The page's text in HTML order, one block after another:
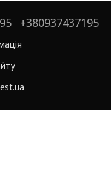
+380937437195